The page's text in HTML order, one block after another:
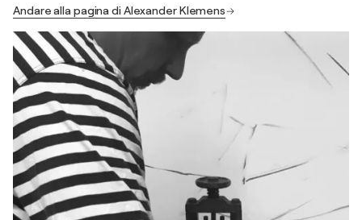
Andare alla pagina di Alexander Klemens